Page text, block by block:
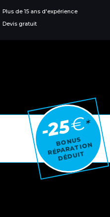
Plus de 15 ans d'expérience
Devis gratuit
-25€*
BONUS
RÉPARA
TI
O
N
DÉ
D
UI
T